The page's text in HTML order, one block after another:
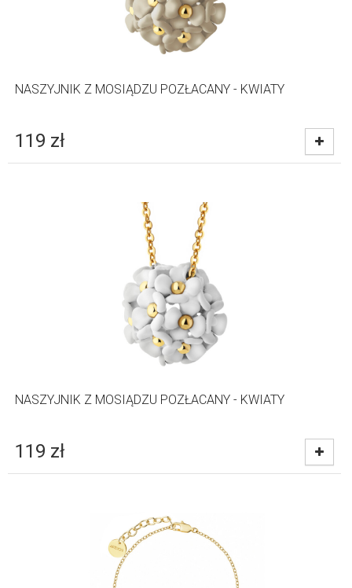
NASZYJNIK Z MOSIĄDZU POZŁACANY - KWIATY
119 zł
NASZYJNIK Z MOSIĄDZU POZŁACANY - KWIATY
119 zł